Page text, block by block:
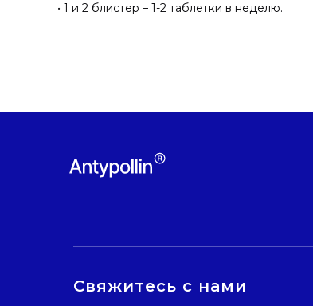
• 1 и 2 блистер – 1-2 таблетки в неделю.
Свяжитесь с нами